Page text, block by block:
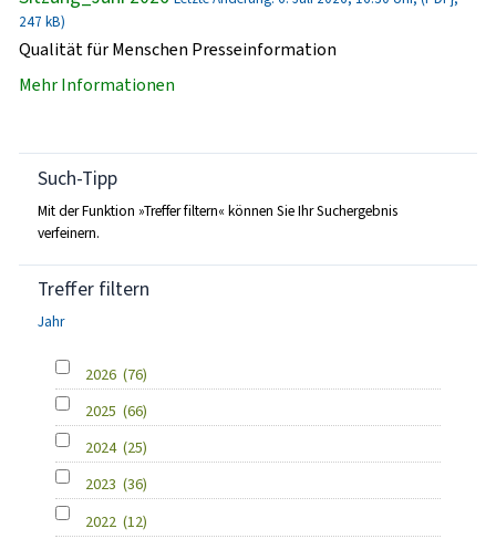
247 kB)
Qualität für Menschen Presseinformation
Mehr Informationen
Such-Tipp
Mit der Funktion »Treffer filtern« können Sie Ihr Suchergebnis
verfeinern.
Treffer filtern
Jahr
2026 (76)
2025 (66)
2024 (25)
2023 (36)
2022 (12)